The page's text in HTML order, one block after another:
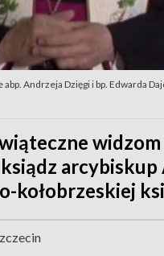
Andrzeja Dzięgi i bp. Edwarda
kołobrzeskiej